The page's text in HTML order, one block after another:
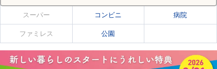
スーパー コンビニ 病院
ファミレス 公園